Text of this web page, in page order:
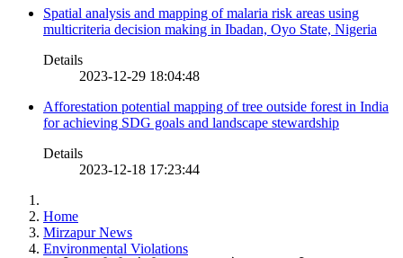
Spatial analysis and mapping of malaria risk areas using
multicriteria decision making in Ibadan, Oyo State, Nigeria
Details
2023-12-29 18:04:48
Afforestation potential mapping of tree outside forest in India
for achieving SDG goals and landscape stewardship
Details
2023-12-18 17:23:44
Home
Mirzapur News
Environmental Violations